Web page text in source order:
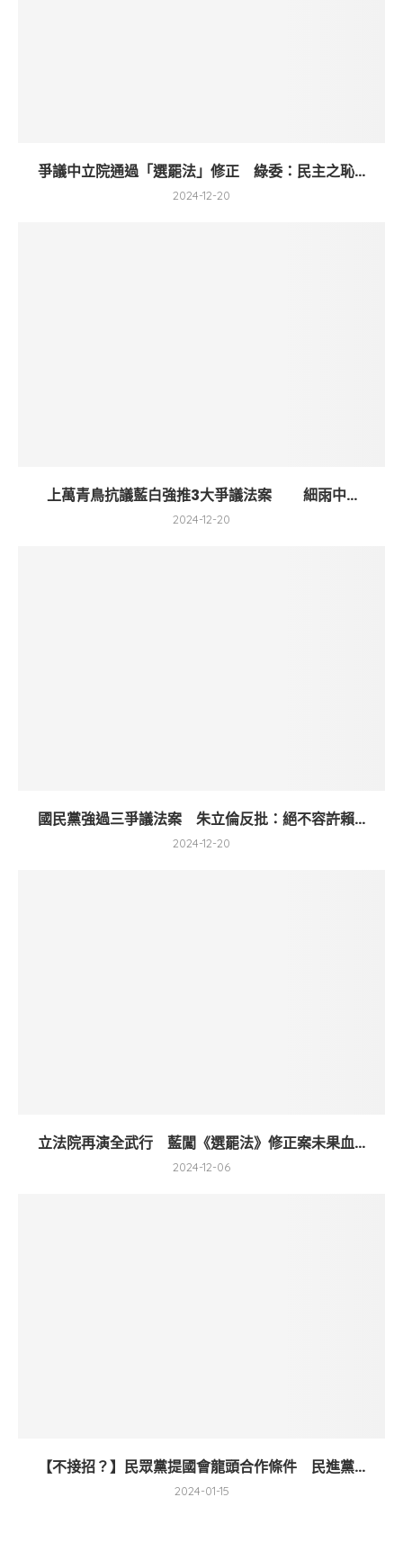
爭議中立院通過「選罷法」修正 綠委：民主之恥...
2024-12-20
上萬青鳥抗議藍白強推3大爭議法案 細雨中...
2024-12-20
國民黨強過三爭議法案 朱立倫反批：絕不容許賴...
2024-12-20
立法院再演全武行 藍闖《選罷法》修正案未果血...
2024-12-06
【不接招？】民眾黨提國會龍頭合作條件 民進黨...
2024-01-15